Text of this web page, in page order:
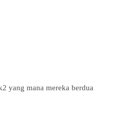
yang mana mereka berdua